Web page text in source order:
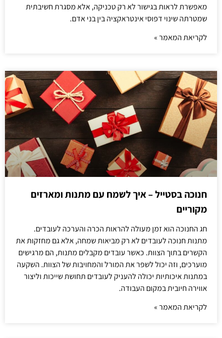
מאפשרת לראות בגישור לא רק טכניקה, אלא מסגרת חשיבתית
שמטרתה שינוי דפוסי אינטראקציה בין בני אדם.
לקריאת המאמר »
חנוכה בסטייל – איך לשמח עם מתנות ומארזים
מקוריים
חג החנוכה הוא זמן מעולה להראות הכרה והערכה לעובדים.
מתנות חנוכה לעובדים לא רק מביאות שמחה, אלא גם מחזקות את
הקשרים בתוך הצוות. כאשר עובדים מקבלים מתנות, הם מרגישים
מוערכים, וזה יכול לשפר את המורל והמחויבות של הצוות. השקעה
במתנות איכותיות יכולה להעניק לעובדים תחושת שייכות וליצור
אווירה חיובית במקום העבודה.
לקריאת המאמר »